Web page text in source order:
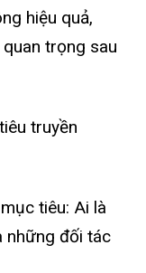
hiệu quả,
trọng sau
truyền
tiêu: Ai là
những đối tác